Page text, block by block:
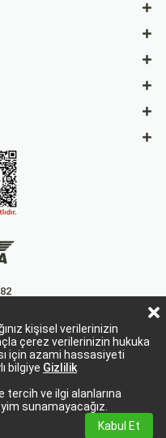
kişisel verilerinizin
çerez verilerinizin hukuka
için azami hassasiyeti
bilgiye Gizlilik
tercih ve ilgi alanlarına
sunamayacağız.
Kabul Et
Belge No: 15863